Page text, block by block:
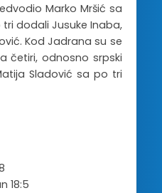
Marko Mršić sa
dodali Jusuke Inaba,
Kod Jadrana su se
četiri, odnosno srpski
Sladović sa po tri
18:5